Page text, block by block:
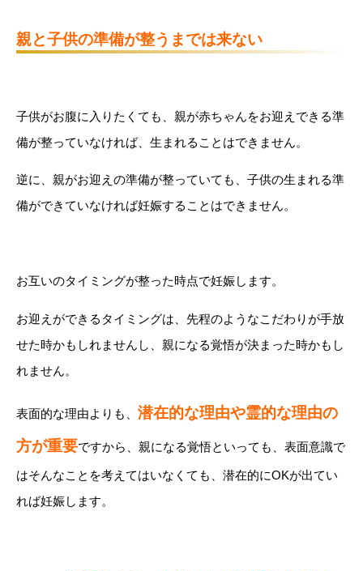
親と子供の準備が整うまでは来ない
子供がお腹に入りたくても、親が赤ちゃんをお迎えできる準
備が整っていなければ、生まれることはできません。
逆に、親がお迎えの準備が整っていても、子供の生まれる準
備ができていなければ妊娠することはできません。
お互いのタイミングが整った時点で妊娠します。
お迎えができるタイミングは、先程のようなこだわりが手放
せた時かもしれませんし、親になる覚悟が決まった時かもし
れません。
表面的な理由よりも、 潜在的な理由や霊的な理由の
方が重要ですから、親になる覚悟といっても、表面意識で
はそんなことを考えてはいなくても、潜在的にOKが出てい
れば妊娠します。